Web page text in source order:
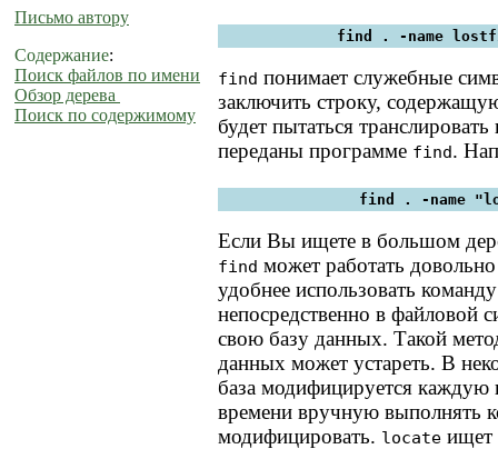
Письмо автору
Содержание:
Поиск файлов по имени
Обзор дерева
Поиск по содержимому
find . -name
find понимает служебные
заключить строку,
будет пытаться
переданы программе find.
find . -name
Если Вы ищете в большом
find может работать
удобнее использовать
непосредственно в файловой
свою базу данных. Такой
данных может устареть. В
база модифицируется
времени вручную выполнять
модифицировать. locate ищет